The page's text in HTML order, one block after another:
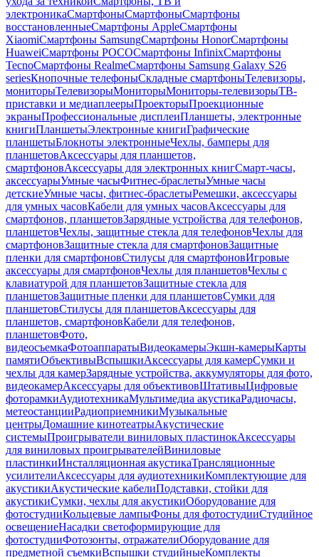
электроникаСмартфоныСмартфоныСмартфоны
восстановленныеСмартфоны AppleСмартфоны
XiaomiСмартфоны SamsungСмартфоны HonorСмартфоны
HuaweiСмартфоны POCOСмартфоны InfinixСмартфоны
TecnoСмартфоны RealmeСмартфоны Samsung Galaxy S26
seriesКнопочные телефоныСкладные смартфоныТелевизоры,
мониторыТелевизорыМониторыМониторы-телевизорыТВ-
приставки и медиаплеерыПроекторыПроекционные
экраныПрофессиональные дисплеиПланшеты, электронные
книгиПланшетыЭлектронные книгиГрафические
планшетыБлокноты электронныеЧехлы, бамперы для
планшетовАксессуары для планшетов,
смартфоновАксессуары для электронных книгСмарт-часы,
аксессуарыУмные часыФитнес-браслетыУмные часы
детскиеУмные часы, фитнес-браслетыРемешки, аксессуары
для умных часовКабели для умных часовАксессуары для
смартфонов, планшетовЗарядные устройства для телефонов,
планшетовЧехлы, защитные стекла для телефоновЧехлы для
смартфоновЗащитные стекла для смартфоновЗащитные
пленки для смартфоновСтилусы для смартфоновИгровые
аксессуары для смартфоновЧехлы для планшетовЧехлы с
клавиатурой для планшетовЗащитные стекла для
планшетовЗащитные пленки для планшетовСумки для
планшетовСтилусы для планшетовАксессуары для
планшетов, смартфоновКабели для телефонов,
планшетовФото,
видеосъемкаФотоаппаратыВидеокамерыЭкшн-камерыКарты
памятиОбъективыВспышкиАксессуары для камерСумки и
чехлы для камерЗарядные устройства, аккумуляторы для фото,
видеокамерАксессуары для объективовШтативыЦифровые
фоторамкиАудиотехникаМультимедиа акустикаРадиочасы,
метеостанцииРадиоприемникиМузыкальные
центрыДомашние кинотеатрыАкустические
системыПроигрыватели виниловых пластинокАксессуары
для виниловых проигрывателейВиниловые
пластинкиИнсталляционная акустикаТрансляционные
усилителиАксессуары для аудиотехникиКомплектующие для
акустикиАкустические кабелиПодставки, стойки для
акустикиСумки, чехлы для акустикиОборудование для
фотостудииКольцевые лампыФоны для фотостудииСтудийное
освещениеНасадки светоформирующие для
фотостудииФотозонты, отражателиОборудование для
предметной съемкиВспышки студийныеКомплекты